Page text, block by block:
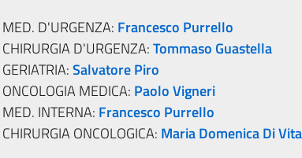
D'URGENZA: Francesco Purrello
D'URGENZA:Tommaso Guastella
Salvatore Piro
MEDICA: Paolo Vigneri
INTERNA: Francesco Purrello
ONCOLOGICA: Maria Domenica Di Vita